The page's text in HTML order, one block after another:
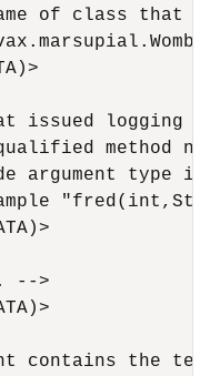
of class that
issued logging
method
argument type
-->
contains the